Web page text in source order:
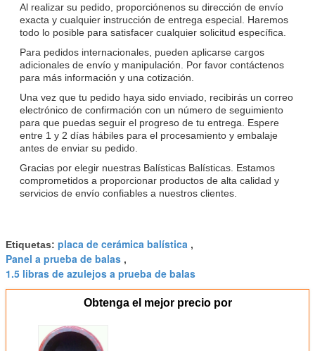
Al realizar su pedido, proporciónenos su dirección de envío
exacta y cualquier instrucción de entrega especial. Haremos
todo lo posible para satisfacer cualquier solicitud específica.
Para pedidos internacionales, pueden aplicarse cargos
adicionales de envío y manipulación. Por favor contáctenos
para más información y una cotización.
Una vez que tu pedido haya sido enviado, recibirás un correo
electrónico de confirmación con un número de seguimiento
para que puedas seguir el progreso de tu entrega. Espere
entre 1 y 2 días hábiles para el procesamiento y embalaje
antes de enviar su pedido.
Gracias por elegir nuestras Balísticas Balísticas. Estamos
comprometidos a proporcionar productos de alta calidad y
servicios de envío confiables a nuestros clientes.
Etiquetas: placa de cerámica balística ,
Panel a prueba de balas ,
1.5 libras de azulejos a prueba de balas
Obtenga el mejor precio por